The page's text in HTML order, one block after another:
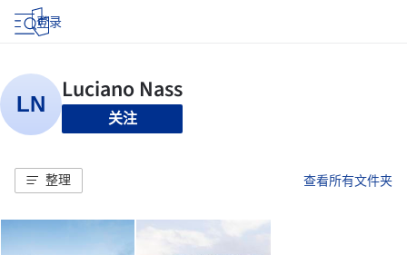
登录
关注
整理 查看所有文件夹